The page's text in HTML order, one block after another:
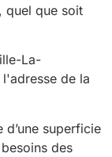
quel que soit
La-
l'adresse de la
d’une superficie
des